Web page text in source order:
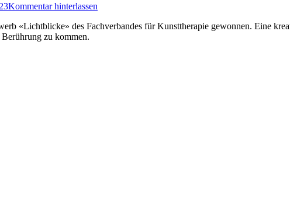
Kommentar hinterlassen
«Lichtblicke» des Fachverbandes für Kunsttherapie gewonnen. Eine
zu kommen.